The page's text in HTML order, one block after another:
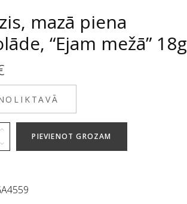
mazā piena
“Ejam mežā” 18g
PIEVIENOT GROZAM